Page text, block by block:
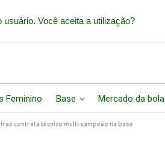
Feminino Base Mercado da bola
contrata técnico multi-campeão na base
Você aceita a utilização?